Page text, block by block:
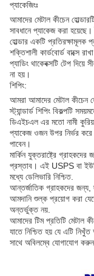
প্যাকেজিংঃ
আমাদের মেটাল কীচেন
সাবধানে প্যাকেজ করা হয়েছে।
হোল্ডার একটি প্রতিরক্ষামূলক
শক্তিশালী কার্ডবোর্ড বাক্সে
প্যাডিং থাকেবক্সটি টেপ
না হয়।
শিপিং:
আমরা আমাদের মেটাল কীচেন
স্ট্যান্ডার্ড শিপিং বিকল্পটি
ডিএইচএল এর মতো নামী
প্যাকেজ ওজন উপর নির্ভর করে
পাবেন।
মার্কিন যুক্তরাষ্ট্রে
প্রস্তাব। এই USPS বা
মধ্যে ডেলিভারি নিশ্চিত.
আন্তর্জাতিক গ্রাহকদের
আমদানি শুল্ক প্রয়োগ করা
অন্তর্ভুক্ত নয়.
আমাদের টিম প্রতিটি মেটাল
যাতে নিশ্চিত হয় যে এটি
সাথে অবিলম্বে যোগাযোগ